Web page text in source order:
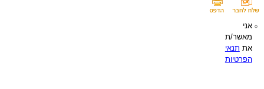
אני
מאשר/ת
את תנאי
הפרטיות